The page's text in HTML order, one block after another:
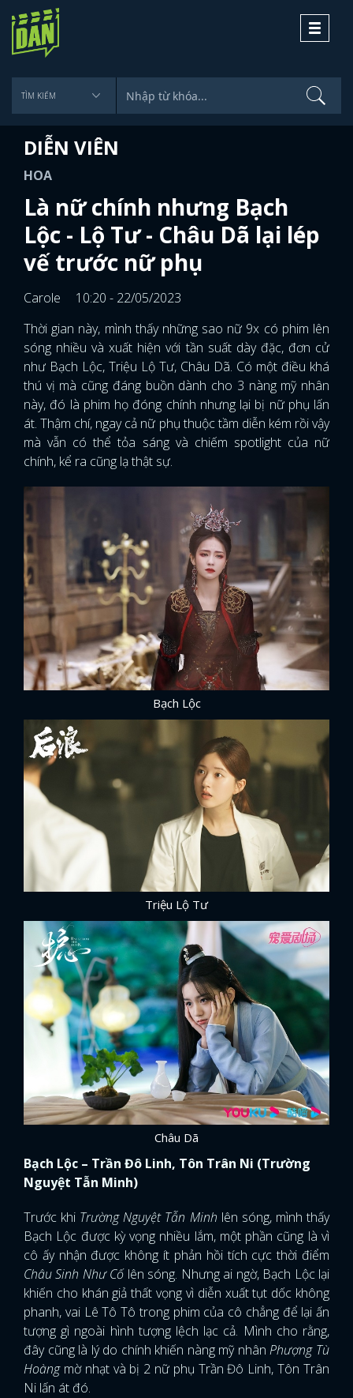
Toggle
DIỄN VIÊN
HOA
Là nữ chính nhưng Bạch
Lộc - Lộ Tư - Châu Dã lại lép
vế trước nữ phụ
Carole
10:20 - 22/05/2023
Thời gian này, mình thấy những sao nữ 9x có phim lên
sóng nhiều và xuất hiện với tần suất dày đặc, đơn cử
như Bạch Lộc, Triệu Lộ Tư, Châu Dã. Có một điều khá
thú vị mà cũng đáng buồn dành cho 3 nàng mỹ nhân
này, đó là phim họ đóng chính nhưng lại bị nữ phụ lấn
át. Thậm chí, ngay cả nữ phụ thuộc tầm diễn kém rồi vậy
mà vẫn có thể tỏa sáng và chiếm spotlight của nữ
chính, kể ra cũng lạ thật sự.
Bạch Lộc
Triệu Lộ Tư
Châu Dã
Bạch Lộc – Trần Đô Linh, Tôn Trân Ni (Trường
Nguyệt Tẫn Minh)
Trước khi Trường Nguyệt Tẫn Minh lên sóng, mình thấy
Bạch Lộc được kỳ vọng nhiều lắm, một phần cũng là vì
cô ấy nhận được không ít phản hồi tích cực thời điểm
Châu Sinh Như Cốlên sóng. Nhưng ai ngờ, Bạch Lộc lại
khiến cho khán giả thất vọng vì diễn xuất tụt dốc không
phanh, vai Lê Tô Tô trong phim của cô chẳng để lại ấn
tượng gì ngoài hình tượng lệch lạc cả. Mình cho rằng,
đây cũng là lý do chính khiến nàng mỹ nhânPhượng Tù
Hoàngmờ nhạt và bị 2 nữ phụ Trần Đô Linh, Tôn Trân
Ni lấn át đó.